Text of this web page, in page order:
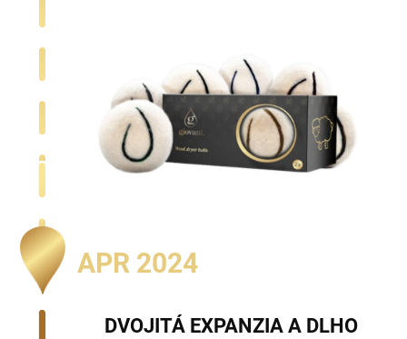
APR 2024
DVOJITÁ EXPANZIA A DLHO